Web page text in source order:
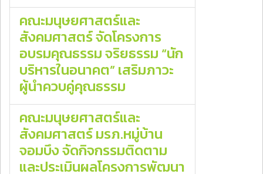
คณะมนุษยศาสตร์และ
สังคมศาสตร์ จัดโครงการ
อบรมคุณธรรม จริยธรรม “นัก
บริหารในอนาคต” เสริมภาวะ
ผู้นำควบคู่คุณธรรม
คณะมนุษยศาสตร์และ
สังคมศาสตร์ มรภ.หมู่บ้าน
จอมบึง จัดกิจกรรมติดตาม
และประเมินผลโครงการพัฒนา